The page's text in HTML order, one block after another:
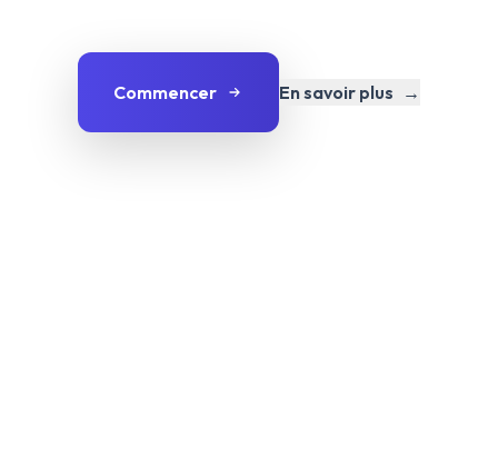
Commencer En savoir plus →